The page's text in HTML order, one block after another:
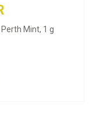
Mint, 1 g